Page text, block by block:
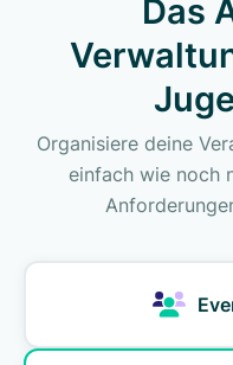
Das
Organisiere deine
einfach wie noch